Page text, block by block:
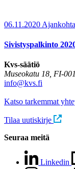
06.11.2020
Sivistyspalkinto
Kvs-säätiö
Museokatu 18, FI-
info@kvs.fi
Katso tarkemmat
Tilaa uutiskirje
Seuraa meitä
Linkedin